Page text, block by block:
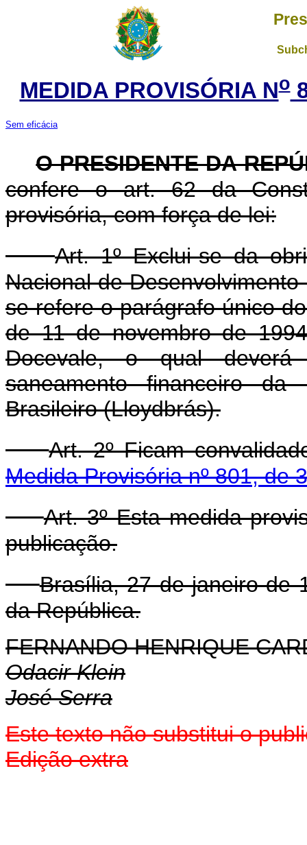
MEDIDA PROVISÓRIA No
Sem eficácia
O PRESIDENTE DA
confere o art. 62 da
provisória, com força de lei:
Art. 1º Exclui-se da
Nacional de
se refere o parágrafo único
de 11 de novembro de
Docevale, o qual deverá
saneamento financeiro da
Brasileiro (Lloydbrás).
Art. 2º Ficam
Medida Provisória nº 801, de
Art. 3º Esta medida
publicação.
Brasília, 27 de janeiro de
da República.
FERNANDO HENRIQUE
Odacir Klein
José Serra
Este texto não substitui o
Edição extra